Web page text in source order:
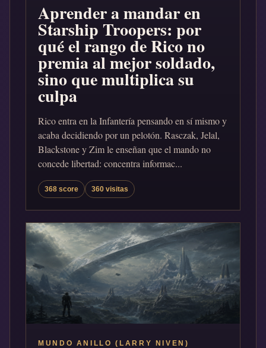
Aprender a mandar en
Starship Troopers: por
qué el rango de Rico no
premia al mejor soldado,
sino que multiplica su
culpa
Rico entra en la Infantería pensando en sí mismo y
acaba decidiendo por un pelotón. Rasczak, Jelal,
Blackstone y Zim le enseñan que el mando no
concede libertad: concentra informac...
368 score 360 visitas
MUNDO ANILLO (LARRY NIVEN)